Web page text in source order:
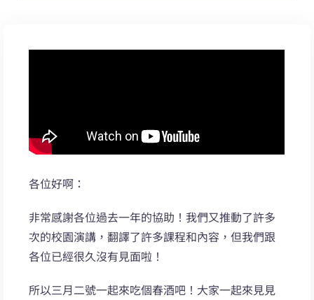
各位好啊：
非常感謝各位過去一年的協助！我們又推動了許多
次的校園演講，翻譯了許多課程和內容，但我們跟
各位已經很久沒有見面啦！
所以三月二號一起來吃個春酒吧！大家一起來見見